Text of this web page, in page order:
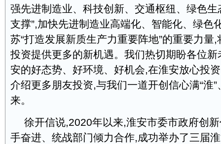
强先进制造业、科技创新、交通枢纽、绿色生
支撑”,加快先进制造业高端化、智能化、绿色
苏“打造发展新质生产力重要阵地”的重要力量
投资提供更多的新机遇。我们热切期盼各位
安的好态势、好环境、好机会,在淮安放心投
介绍更多朋友投资,与我们一道开创信心满“淮”
来。
徐开信说,2020年以来,淮安市委市政府创
手奋进、统战部门倾力合作,成功举办了三届